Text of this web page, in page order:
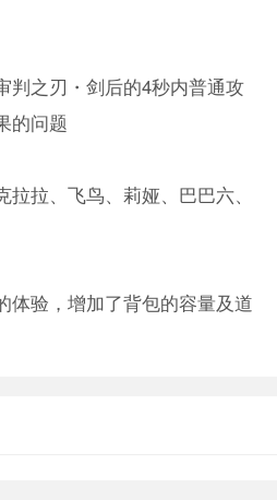
判之刃・剑后的4秒内普通攻
的问题
拉、飞鸟、莉娅、巴巴六、
体验，增加了背包的容量及道